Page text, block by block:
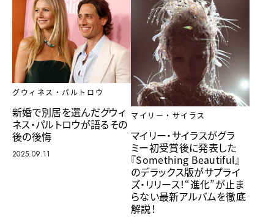
グウィネス・パルトロウ
新婚で別居を選んだグウィ
ネス・パルトロウが語るその
後の後悔
2025.09.11
マイリー・サイラス
マイリー・サイラスがグラ
ミー初受賞後に発表した
『Something Beautiful』
のデラックス版がサプライ
ズ・リリース！“進化”が止ま
らない最新アルバムを徹底
解説！